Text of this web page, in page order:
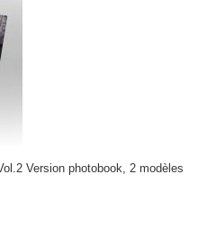
Version photobook, 2 modèles